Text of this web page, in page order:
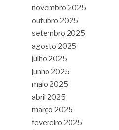
novembro 2025
outubro 2025
setembro 2025
agosto 2025
julho 2025
junho 2025
maio 2025
abril 2025
março 2025
fevereiro 2025